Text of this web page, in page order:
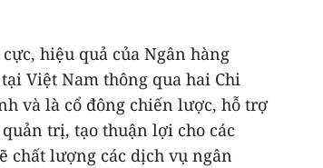
hiệu quả của Ngân hàng
Việt Nam thông qua hai Chi
và là cổ đông chiến lược, hỗ trợ
trị, tạo thuận lợi cho các
chất lượng các dịch vụ ngân